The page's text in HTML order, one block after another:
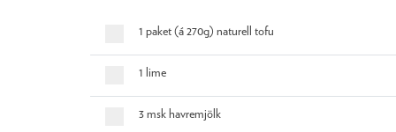
1 paket (á 270g) naturell tofu
1 lime
3 msk havremjölk